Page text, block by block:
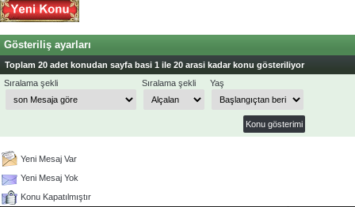
Gösteriliş ayarları
Toplam 20 adet konudan sayfa basi 1 ile 20 arasi kadar konu gösteriliyor
Sıralama şekli
Sıralama şekli Yaş
Yeni Mesaj Var
Yeni Mesaj Yok
Konu Kapatılmıştır